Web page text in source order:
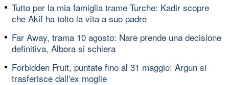
Tutto per la mia famiglia trame Turche: Kadir scopre
che Akif ha tolto la vita a suo padre
Far Away, trama 10 agosto: Nare prende una decisione
definitiva, Albora si schiera
Forbidden Fruit, puntate fino al 31 maggio: Argun si
trasferisce dall'ex moglie